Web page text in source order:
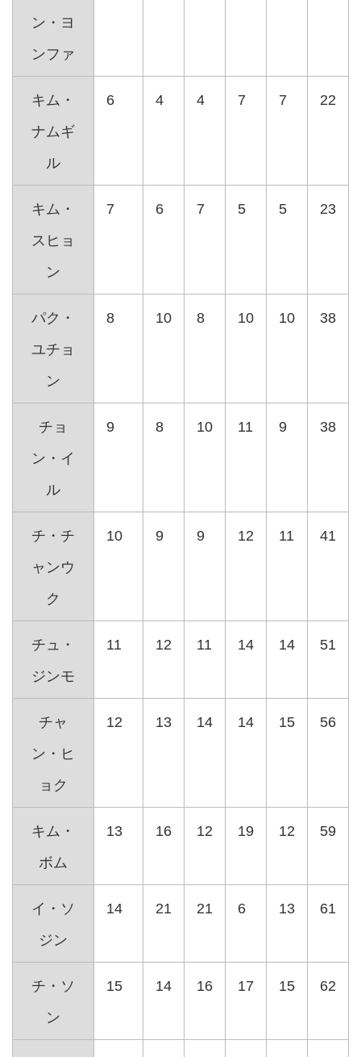
ン・ヨ
ンファ
キム・
ナムギ
ル
6 4 4 7 7 22
キム・
スヒョ
ン
7 6 7 5 5 23
パク・
ユチョ
ン
8 10 8 10 10 38
チョ
ン・イ
ル
9 8 10 11 9 38
チ・チ
ャンウ
ク
10 9 9 12 11 41
チュ・
ジンモ
11 12 11 14 14 51
チャ
ン・ヒ
ョク
12 13 14 14 15 56
キム・
ボム
13 16 12 19 12 59
イ・ソ
ジン
14 21 21 6 13 61
チ・ソ
ン
15 14 16 17 15 62